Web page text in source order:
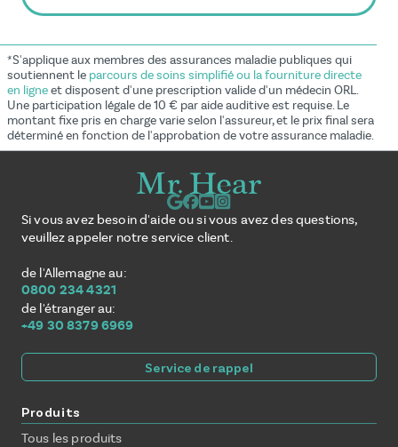
*S'applique aux membres des assurances maladie publiques qui
soutiennent le parcours de soins simplifié ou la fourniture directe
en ligneet disposent d'une prescription valide d'un médecin ORL.
Une participation légale de 10 € par aide auditive est requise. Le
montant fixe pris en charge varie selon l'assureur, et le prix final sera
déterminé en fonction de l'approbation de votre assurance maladie.
Si vous avez besoin d'aide ou si vous avez des questions,
veuillez appeler notre service client.
de l'Allemagne au:
0800 234 4321
de l'étranger au:
+49 30 8379 6969
Service de rappel
Produits
Tous les produits